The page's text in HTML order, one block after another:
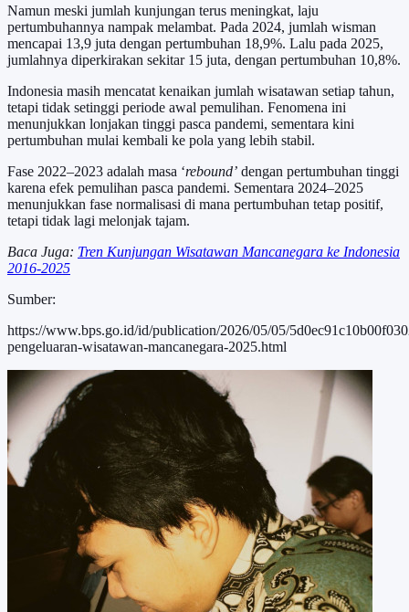
Namun meski jumlah kunjungan terus meningkat, laju
pertumbuhannya nampak melambat. Pada 2024, jumlah wisman
mencapai 13,9 juta dengan pertumbuhan 18,9%. Lalu pada 2025,
jumlahnya diperkirakan sekitar 15 juta, dengan pertumbuhan 10,8%.
Indonesia masih mencatat kenaikan jumlah wisatawan setiap tahun,
tetapi tidak setinggi periode awal pemulihan. Fenomena ini
menunjukkan lonjakan tinggi pasca pandemi, sementara kini
pertumbuhan mulai kembali ke pola yang lebih stabil.
Fase 2022–2023 adalah masa ‘rebound’ dengan pertumbuhan tinggi
karena efek pemulihan pasca pandemi. Sementara 2024–2025
menunjukkan fase normalisasi di mana pertumbuhan tetap positif,
tetapi tidak lagi melonjak tajam.
Baca Juga: Tren Kunjungan Wisatawan Mancanegara ke Indonesia
2016-2025
Sumber:
https://www.bps.go.id/id/publication/2026/05/05/
pengeluaran-wisatawan-mancanegara-2025.html